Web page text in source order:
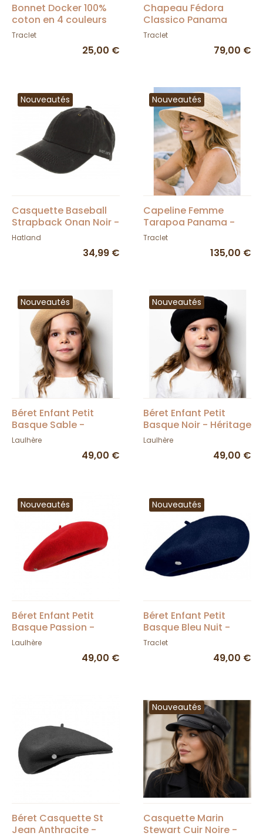
Bonnet Docker 100%
coton en 4 couleurs
au choix : rouge, noir,
gris, bleu - Traclet
Traclet
25,00 €
Chapeau Fédora
Classico Panama
Blanchi - Traclet
Traclet
79,00 €
Nouveautés
Casquette Baseball
Strapback Onan Noir -
Hatland
Hatland
34,99 €
Nouveautés
Capeline Femme
Tarapoa Panama -
Traclet
Traclet
135,00 €
Nouveautés
Béret Enfant Petit
Basque Sable -
Héritage par Laulhère
Laulhère
49,00 €
Nouveautés
Béret Enfant Petit
Basque Noir - Héritage
par Laulhère
Laulhère
49,00 €
Nouveautés
Béret Enfant Petit
Basque Passion -
Héritage par Laulhère
Laulhère
49,00 €
Nouveautés
Béret Enfant Petit
Basque Bleu Nuit -
Héritage par Laulhère
Traclet
49,00 €
Béret Casquette St
Jean Anthracite -
Nouveautés
Casquette Marin
Stewart Cuir Noire -